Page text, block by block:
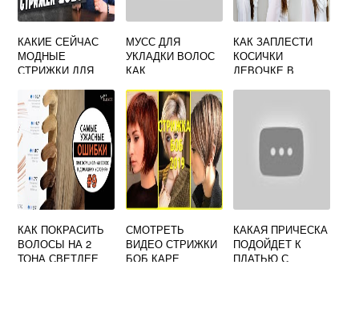
КАКИЕ СЕЙЧАС
МОДНЫЕ
СТРИЖКИ ДЛЯ
МУСС ДЛЯ
УКЛАДКИ ВОЛОС
КАК
ЖЕНЩИНАМ
КАК ЗАПЛЕСТИ
КОСИЧКИ
ДЕВОЧКЕ В
КАК ПОКРАСИТЬ
ВОЛОСЫ НА 2
ТОНА СВЕТЛЕЕ
СМОТРЕТЬ
ВИДЕО СТРИЖКИ
БОБ КАРЕ
КАКАЯ ПРИЧЕСКА
ПОДОЙДЕТ К
ПЛАТЬЮ С